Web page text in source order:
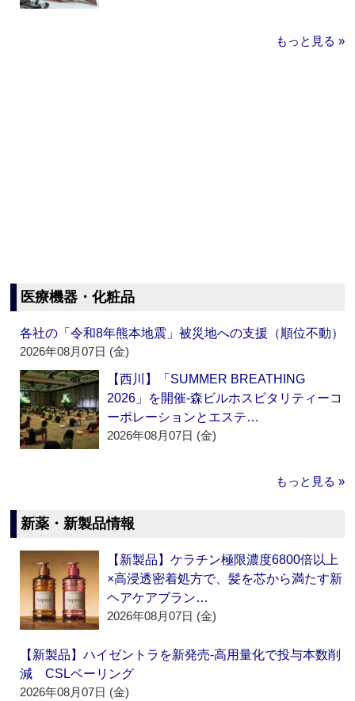
もっと見る »
医療機器・化粧品
各社の「令和8年熊本地震」被災地への支援（順位不動）
2026年08月07日 (金)
【西川】「SUMMER BREATHING
2026」を開催‐森ビルホスピタリティーコ
ーポレーションとエステ…
2026年08月07日 (金)
もっと見る »
新薬・新製品情報
【新製品】ケラチン極限濃度6800倍以上
×高浸透密着処方で、髪を芯から満たす新
ヘアケアブラン…
2026年08月07日 (金)
【新製品】ハイゼントラを新発売‐高用量化で投与本数削
減 CSLベーリング
2026年08月07日 (金)